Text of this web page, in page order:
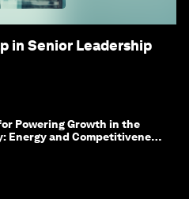
in Senior Leadership
Powering Growth in the
Energy and Competitiveness